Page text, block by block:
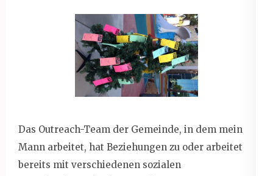
Das Outreach-Team der Gemeinde, in dem mein
Mann arbeitet, hat Beziehungen zu oder arbeitet
bereits mit verschiedenen sozialen